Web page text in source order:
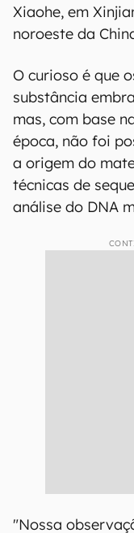
Xiaohe, em
noroeste da
O curioso é que
substância
mas, com base
época, não foi
a origem do
técnicas de
análise do DNA
"Nossa